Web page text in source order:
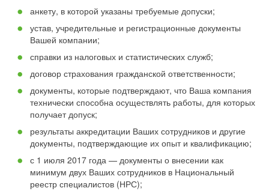
анкету, в которой указаны требуемые допуски;
устав, учредительные и регистрационные документы
Вашей компании;
справки из налоговых и статистических служб;
договор страхования гражданской ответственности;
документы, которые подтверждают, что Ваша компания
технически способна осуществлять работы, для которых
получает допуск;
результаты аккредитации Ваших сотрудников и другие
документы, подтверждающие их опыт и квалификацию;
с 1 июля 2017 года — документы о внесении как
минимум двух Ваших сотрудников в Национальный
реестр специалистов (НРС);